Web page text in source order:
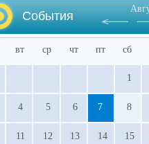
События
вт ср чт пт сб
1
4 5 6 7 8
11 12 13 14 15